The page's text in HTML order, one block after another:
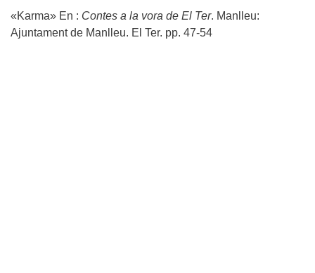
«Karma» En : Contes a la vora de El Ter. Manlleu:
Ajuntament de Manlleu. El Ter. pp. 47-54